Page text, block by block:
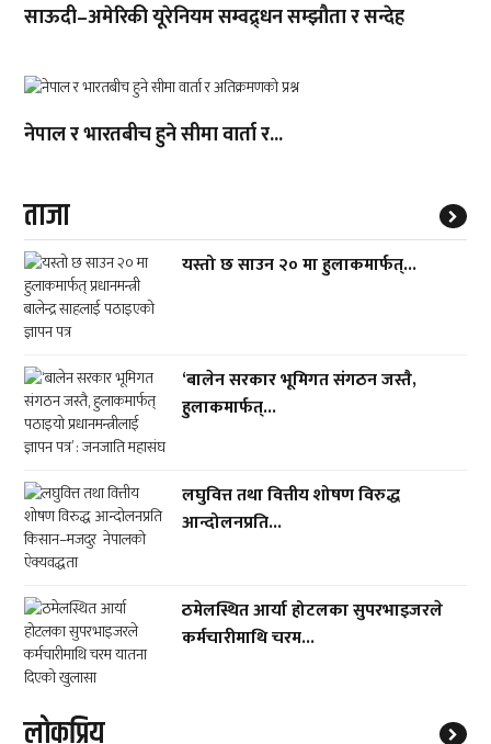
साऊदी–अमेरिकी यूरेनियम सम्वद्र्धन सम्झौता र सन्देह
नेपाल र भारतबीच हुने सीमा वार्ता र...
ताजा
यस्तो छ साउन २० मा हुलाकमार्फत्...
‘बालेन सरकार भूमिगत संगठन जस्तै,
हुलाकमार्फत्...
लघुवित्त तथा वित्तीय शोषण विरुद्ध
आन्दोलनप्रति...
ठमेलस्थित आर्या होटलका सुपरभाइजरले
कर्मचारीमाथि चरम...
लाेकप्रिय